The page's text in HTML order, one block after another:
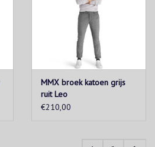
MMX broek katoen grijs
ruit Leo
€210,00